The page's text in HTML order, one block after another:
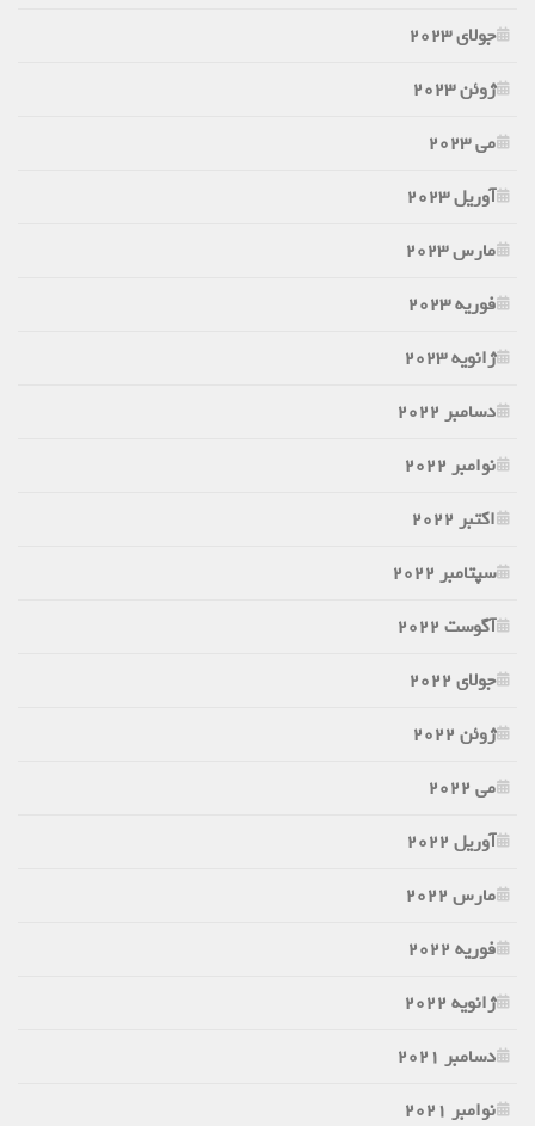
جولای 2023
ژوئن 2023
می 2023
آوریل 2023
مارس 2023
فوریه 2023
ژانویه 2023
دسامبر 2022
نوامبر 2022
اکتبر 2022
سپتامبر 2022
آگوست 2022
جولای 2022
ژوئن 2022
می 2022
آوریل 2022
مارس 2022
فوریه 2022
ژانویه 2022
دسامبر 2021
نوامبر 2021